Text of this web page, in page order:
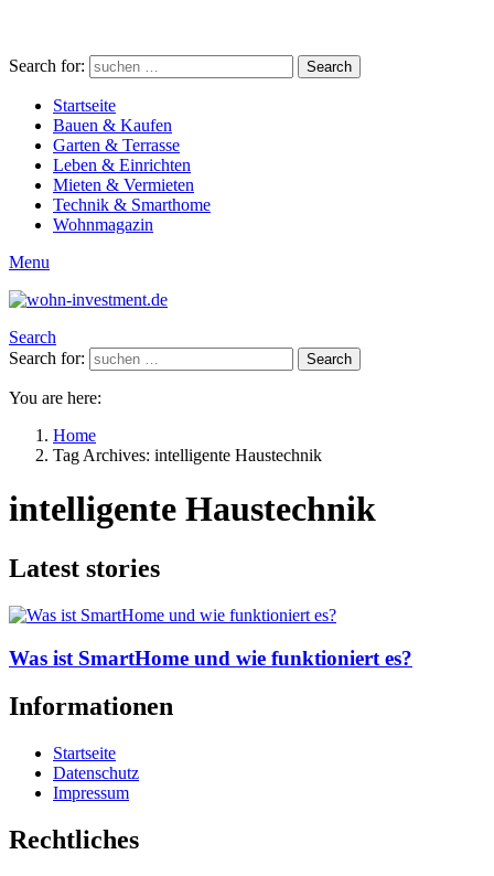
Search for: Search
Startseite
Bauen & Kaufen
Garten & Terrasse
Leben & Einrichten
Mieten & Vermieten
Technik & Smarthome
Wohnmagazin
Menu
Search
Search for:
Search
You are here:
Home
Tag Archives: intelligente Haustechnik
intelligente Haustechnik
Latest stories
Was ist SmartHome und wie funktioniert es?
Informationen
Startseite
Datenschutz
Impressum
Rechtliches